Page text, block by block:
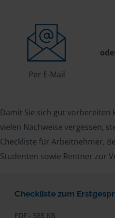
Per E-Mail
Damit Sie sich gut vorbereiten
vielen Nachweise vergessen,
Checkliste für Arbeitnehmer,
Studenten sowie Rentner zur
Checkliste zum
PDF - 585 KB